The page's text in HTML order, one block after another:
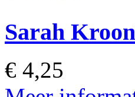
Sarah
€ 4,25